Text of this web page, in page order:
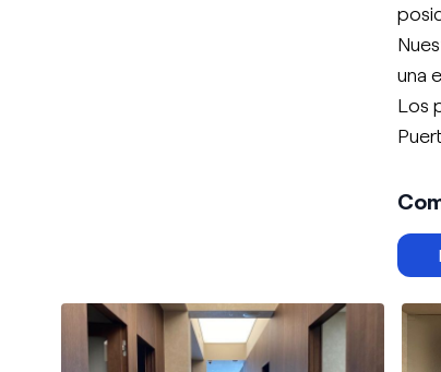
una
Los